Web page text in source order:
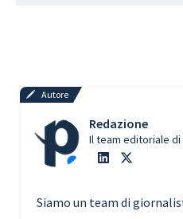
Autore
Redazione
Il team editoriale
Siamo un team di